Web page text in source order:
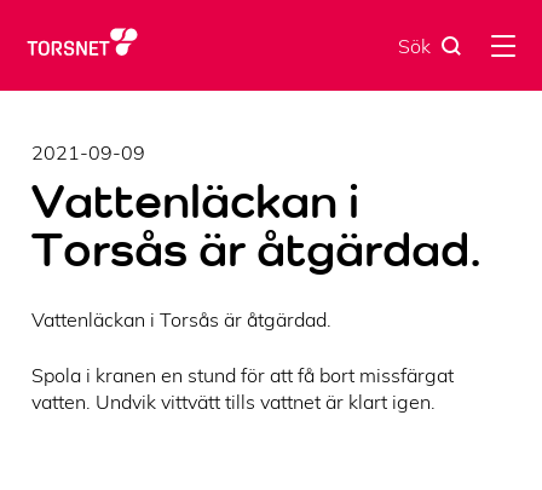
Sök
2021-09-09
Vattenläckan i
Torsås är åtgärdad.
Vattenläckan i Torsås är åtgärdad.
Spola i kranen en stund för att få bort missfärgat
vatten. Undvik vittvätt tills vattnet är klart igen.